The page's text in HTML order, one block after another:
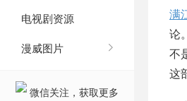
电视剧资源
漫威图片
微信关注，获取更多
满
论
不
这